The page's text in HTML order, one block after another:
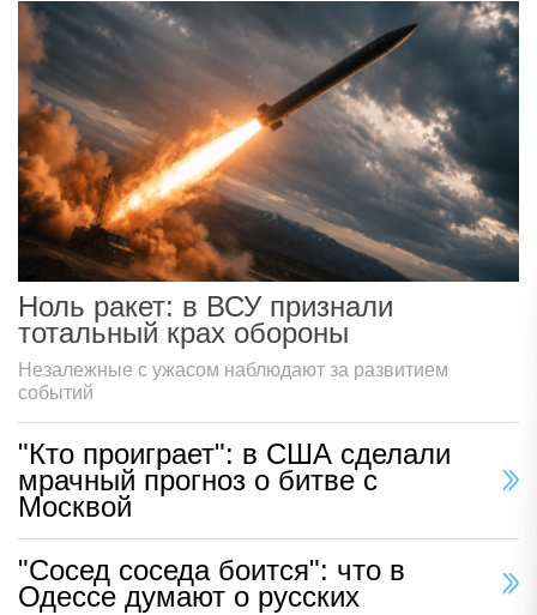
Ноль ракет: в ВСУ признали
тотальный крах обороны
Незалежные с ужасом наблюдают за развитием
событий
"Кто проиграет": в США сделали
мрачный прогноз о битве с
Москвой
"Сосед соседа боится": что в
Одессе думают о русских